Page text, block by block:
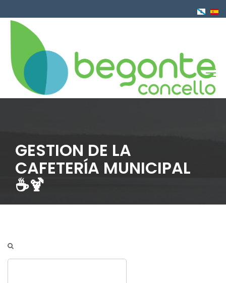
al
contenido
GESTION DE LA
CAFETERÍA MUNICIPAL
☕🍹